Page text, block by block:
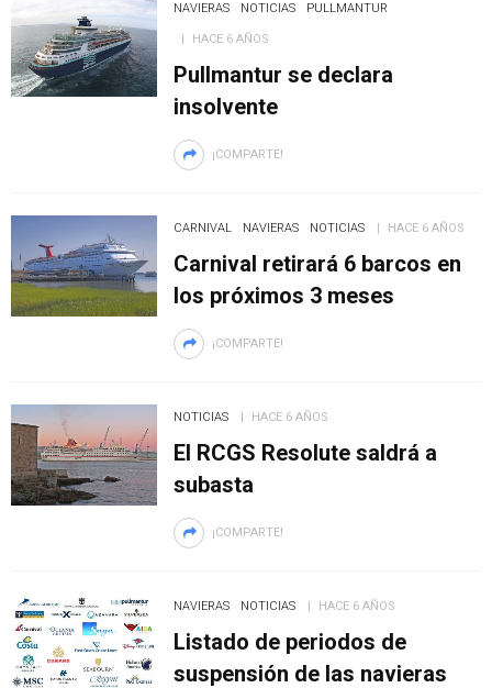
NAVIERAS NOTICIAS PULLMANTUR
HACE 6 AÑOS
Pullmantur se declara
insolvente
¡COMPARTE!
CARNIVAL NAVIERAS NOTICIAS HACE 6 AÑOS
Carnival retirará 6 barcos en
los próximos 3 meses
¡COMPARTE!
NOTICIAS HACE 6 AÑOS
El RCGS Resolute saldrá a
subasta
¡COMPARTE!
NAVIERAS NOTICIAS HACE 6 AÑOS
Listado de periodos de
suspensión de las navieras